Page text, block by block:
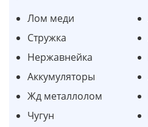
Лом меди
Стружка
Нержавнейка
Аккумуляторы
Жд металлолом
Чугун